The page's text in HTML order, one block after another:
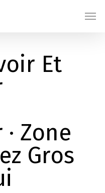
Et
Zone
Gros